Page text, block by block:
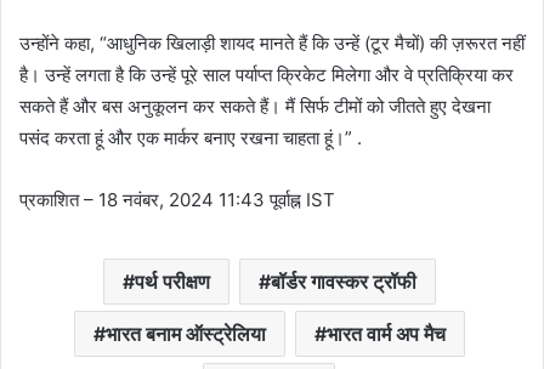
उन्होंने कहा, “आधुनिक खिलाड़ी शायद मानते हैं कि उन्हें (टूर मैचों) की ज़रूरत नहीं
है। उन्हें लगता है कि उन्हें पूरे साल पर्याप्त क्रिकेट मिलेगा और वे प्रतिक्रिया कर
सकते हैं और बस अनुकूलन कर सकते हैं। मैं सिर्फ टीमों को जीतते हुए देखना
पसंद करता हूं और एक मार्कर बनाए रखना चाहता हूं।” .
प्रकाशित– 18 नवंबर, 2024 11:43 पूर्वाह्न IST
पर्थ परीक्षण बॉर्डर गावस्कर ट्रॉफी
भारत बनाम ऑस्ट्रेलिया भारत वार्म अप मैच